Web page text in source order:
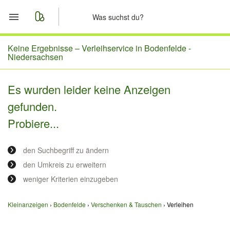
Start
Merkliste
Nachrichten
Anzeige aufgeben
Keine Ergebnisse –Verleihservice in Bodenfelde -
Niedersachsen
Es wurden leider keine Anzeigen
gefunden.
Probiere...
den Suchbegriff zu ändern
den Umkreis zu erweitern
weniger Kriterien einzugeben
Kleinanzeigen Bodenfelde Verschenken & Tauschen Verleihen